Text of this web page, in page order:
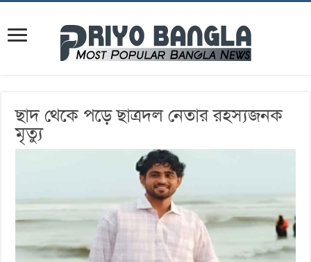
ছাদ থেকে পড়ে ছাত্রদল নেতার রহস্যজনক
মৃত্যু